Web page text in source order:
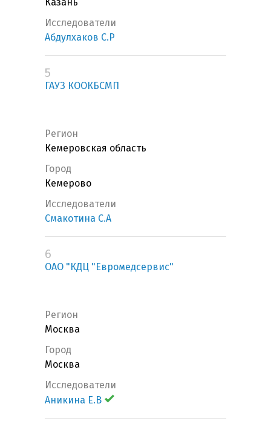
Казань
Исследователи
Абдулхаков С.Р
5
ГАУЗ КООКБСМП
Регион
Кемеровская область
Город
Кемерово
Исследователи
Смакотина С.А
6
ОАО "КДЦ "Евромедсервис"
Регион
Москва
Город
Москва
Исследователи
Аникина Е.В